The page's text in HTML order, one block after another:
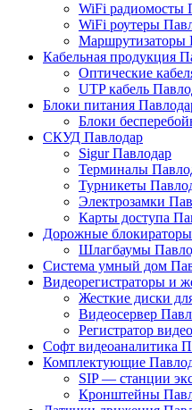
WiFi радиомосты
WiFi роутеры
Маршрутизаторы
Кабельная продукция
Оптические
UTP кабель
Блоки питания
Блоки
СКУД Павлодар
Sigur Павлодар
Терминалы
Турникеты
Электрозамки
Карты доступа
Дорожные
Шлагбаумы
Система умный дом
Видеорегистраторы и
Жесткие диски
Видеосервер
Регистратор
Софт видеоаналитика
Комплектующие
SIP — станции
Кронштейны